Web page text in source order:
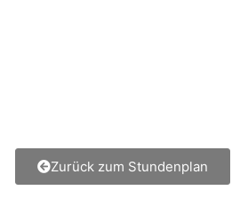
Zurück zum Stundenplan